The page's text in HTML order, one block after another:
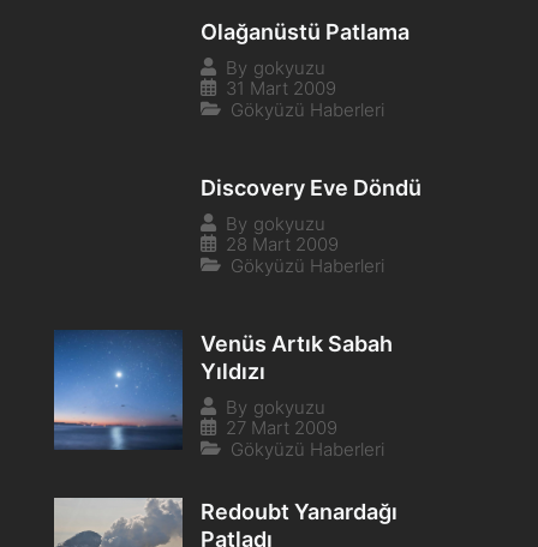
Olağanüstü Patlama
By gokyuzu
31 Mart 2009
Gökyüzü Haberleri
Discovery Eve Döndü
By gokyuzu
28 Mart 2009
Gökyüzü Haberleri
Venüs Artık Sabah
Yıldızı
By gokyuzu
27 Mart 2009
Gökyüzü Haberleri
Redoubt Yanardağı
Patladı